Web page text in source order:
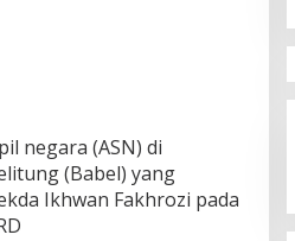
negara (ASN) di
(Babel) yang
Ikhwan Fakhrozi pada